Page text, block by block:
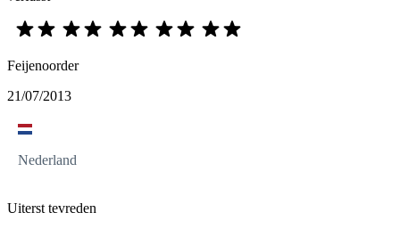
Feijenoorder
21/07/2013
Nederland
Uiterst tevreden